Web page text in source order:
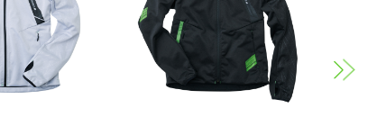
スポ